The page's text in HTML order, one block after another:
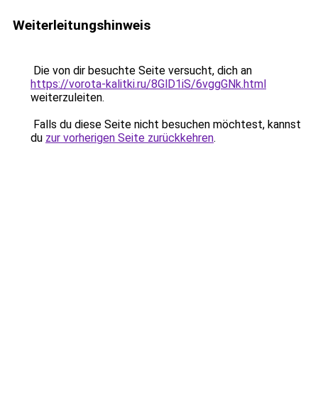
Weiterleitungshinweis
Die von dir besuchte Seite versucht, dich an
https://vorota-kalitki.ru/8GlD1iS/6vggGNk.html
weiterzuleiten.
Falls du diese Seite nicht besuchen möchtest, kannst
du zur vorherigen Seite zurückkehren.